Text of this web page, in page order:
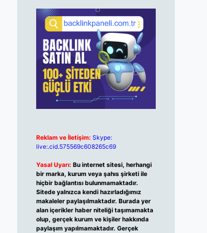
Reklam ve İletişim: Skype:
live:.cid.575569c608265c69
Yasal Uyarı: Bu internet sitesi, herhangi
bir marka, kurum veya şahıs şirketi ile
hiçbir bağlantısı bulunmamaktadır.
Sitede yalnızca kendi hazırladığımız
makaleler paylaşılmaktadır. Burada yer
alan içerikler haber niteliği taşımamakta
olup, gerçek kurum ve kişiler hakkında
paylaşım yapılmamaktadır. Gerçek